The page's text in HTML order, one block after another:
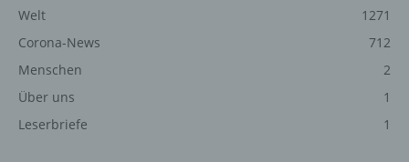
Welt
1271
Corona-News
712
Menschen
2
Über uns
1
Leserbriefe
1
Daten im Bedarfsfall ermöglichen, begangene Straftaten
zur Absicherung des für die Verarbeitung
Verantwortlichen erforderlich. Eine Weitergabe dieser
Weitergabe der Strafverfolgung dient.